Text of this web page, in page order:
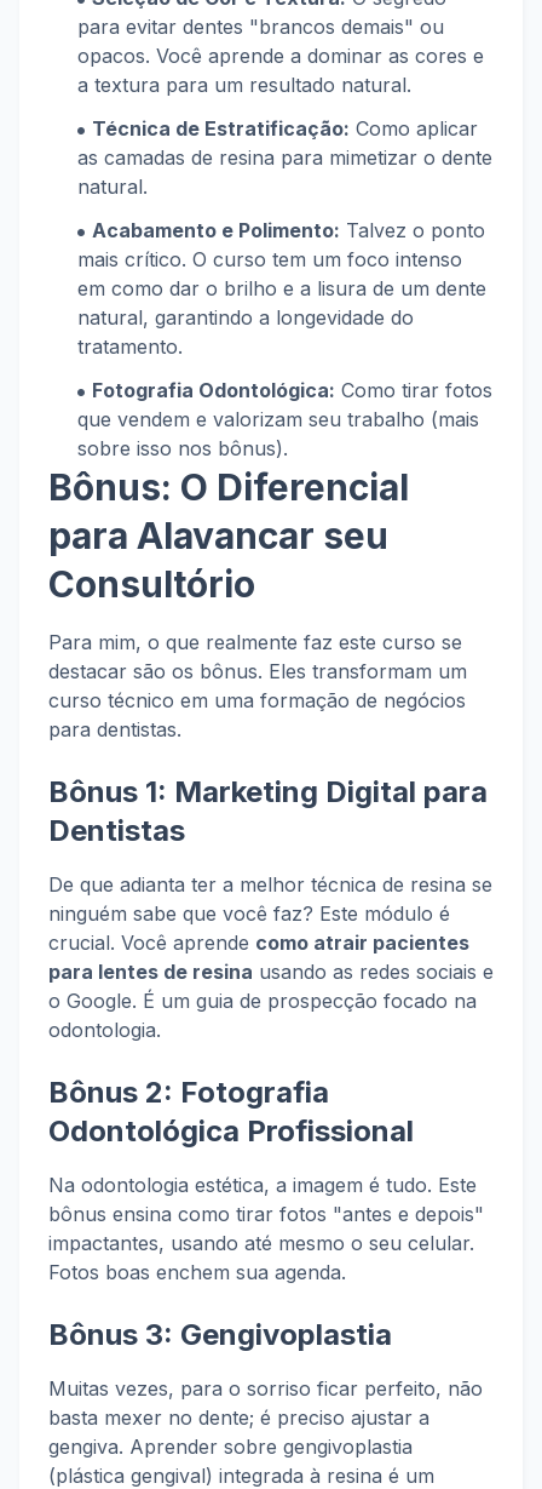
para evitar dentes "brancos demais" ou
opacos. Você aprende a dominar as cores e
a textura para um resultado natural.
Técnica de Estratificação: Como aplicar
as camadas de resina para mimetizar o dente
natural.
Acabamento e Polimento: Talvez o ponto
mais crítico. O curso tem um foco intenso
em como dar o brilho e a lisura de um dente
natural, garantindo a longevidade do
tratamento.
Fotografia Odontológica: Como tirar fotos
que vendem e valorizam seu trabalho (mais
sobre isso nos bônus).
Bônus: O Diferencial
para Alavancar seu
Consultório
Para mim, o que realmente faz este curso se
destacar são os bônus. Eles transformam um
curso técnico em uma formação de negócios
para dentistas.
Bônus 1: Marketing Digital para
Dentistas
De que adianta ter a melhor técnica de resina se
ninguém sabe que você faz? Este módulo é
crucial. Você aprende como atrair pacientes
para lentes de resina usando as redes sociais e
o Google. É um guia de prospecção focado na
odontologia.
Bônus 2: Fotografia
Odontológica Profissional
Na odontologia estética, a imagem é tudo. Este
bônus ensina como tirar fotos "antes e depois"
impactantes, usando até mesmo o seu celular.
Fotos boas enchem sua agenda.
Bônus 3: Gengivoplastia
Muitas vezes, para o sorriso ficar perfeito, não
basta mexer no dente; é preciso ajustar a
gengiva. Aprender sobre gengivoplastia
(plástica gengival) integrada à resina é um